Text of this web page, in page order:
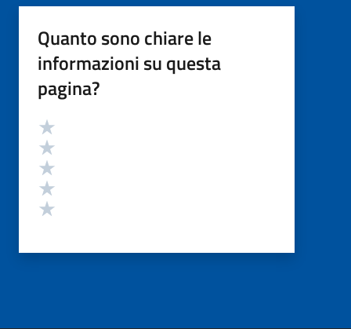
Quanto sono chiare le
informazioni su questa
pagina?
Valutazione